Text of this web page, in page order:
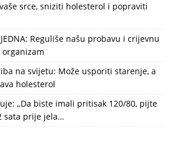
srce, sniziti holesterol i popraviti
Reguliše našu probavu i crijevnu
na svijetu: Može usporiti starenje, a
holesterol
„Da biste imali pritisak 120/80, pijte
sata prije jela…